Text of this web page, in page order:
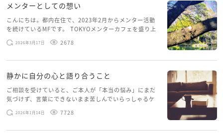
メンターとしての想い
こんにちは。都内在住で、2023年2月からメンター活動
を続けているMFです。 TOKYOメンターカフェを盛り上
げたいという想いから、勇気を出して初めてブログを投
稿してみようと思います。少し自分のことを書いてみま
2026年3月17日 2678
静かに自分の心と語り合うこと
ご相談を受けていると、ご本人が「本当の悩み」にまだ
気づけず、言葉にできないまま苦しんでいらっしゃるケ
ースがありますお悩みというのは、心の深いところ（深
層心理）に触れることで、まったく違う角度から解決の
2026年1月14日 7728